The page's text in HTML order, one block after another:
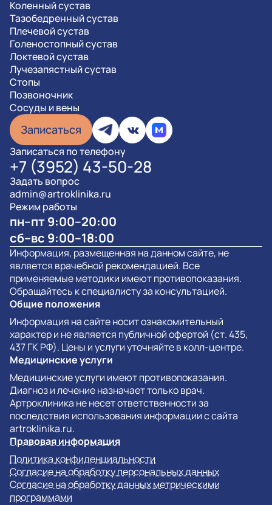
Коленный сустав
Тазобедренный сустав
Плечевой сустав
Голеностопный сустав
Локтевой сустав
Лучезапястный сустав
Стопы
Позвоночник
Сосуды и вены
Записаться
Записаться по телефону
+7 (3952) 43-50-28
Задать вопрос
admin@artroklinika.ru
Режим работы
пн–пт 9:00–20:00
сб–вс 9:00–18:00
Информация, размещенная на данном сайте, не
является врачебной рекомендацией. Все
применяемые методики имеют противопоказания.
Обращайтесь к специалисту за консультацией.
Общие положения
Информация на сайте носит ознакомительный
характер и не является публичной офертой (ст. 435,
437 ГК РФ). Цены и услуги уточняйте в колл-центре.
Медицинские услуги
Медицинские услуги имеют противопоказания.
Диагноз и лечение назначает только врач.
Артроклиника не несет ответственности за
последствия использования информации с сайта
artroklinika.ru.
Правовая информация
Политика конфиденциальности
Согласие на обработку персональных данных
Согласие на обработку данных метрическими
программами